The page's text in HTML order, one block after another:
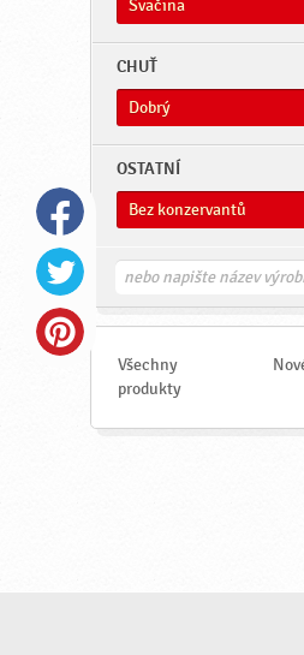
Svačina
CHUŤ
Dobrý
OSTATNÍ
Bez konzervantů
Všechny
produkty